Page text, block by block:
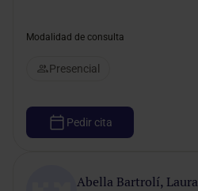
Modalidad de consulta
Presencial
Pedir cita
Abella Bartrolí, Laura